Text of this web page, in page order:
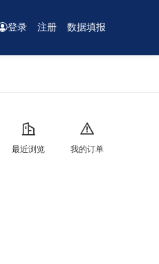
登录 注册 数据填报
最近浏览 我的订单